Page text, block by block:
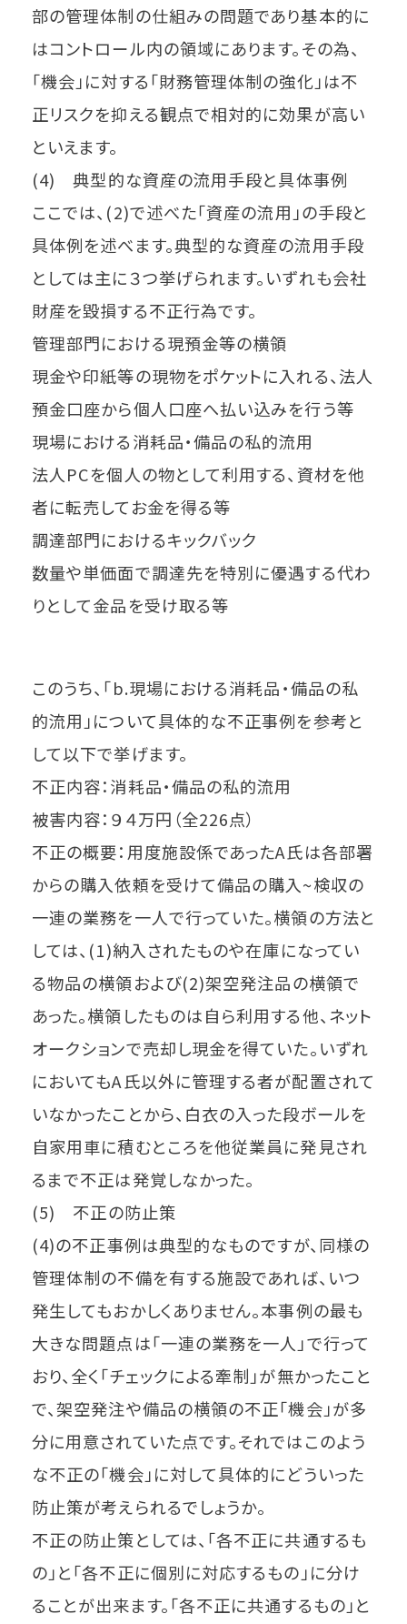
部の管理体制の仕組みの問題であり基本的に
はコントロール内の領域にあります。その為、
「機会」に対する「財務管理体制の強化」は不
正リスクを抑える観点で相対的に効果が高い
といえます。
(4) 典型的な資産の流用手段と具体事例
ここでは、(2)で述べた「資産の流用」の手段と
具体例を述べます。典型的な資産の流用手段
としては主に３つ挙げられます。いずれも会社
財産を毀損する不正行為です。
管理部門における現預金等の横領
現金や印紙等の現物をポケットに入れる、法人
預金口座から個人口座へ払い込みを行う等
現場における消耗品・備品の私的流用
法人PCを個人の物として利用する、資材を他
者に転売してお金を得る等
調達部門におけるキックバック
数量や単価面で調達先を特別に優遇する代わ
りとして金品を受け取る等
このうち、「b.現場における消耗品・備品の私
的流用」について具体的な不正事例を参考と
して以下で挙げます。
不正内容：消耗品・備品の私的流用
被害内容：９４万円（全226点）
不正の概要：用度施設係であったA氏は各部署
からの購入依頼を受けて備品の購入~検収の
一連の業務を一人で行っていた。横領の方法と
しては、(1)納入されたものや在庫になってい
る物品の横領および(2)架空発注品の横領で
あった。横領したものは自ら利用する他、ネット
オークションで売却し現金を得ていた。いずれ
においてもA氏以外に管理する者が配置されて
いなかったことから、白衣の入った段ボールを
自家用車に積むところを他従業員に発見され
るまで不正は発覚しなかった。
(5) 不正の防止策
(4)の不正事例は典型的なものですが、同様の
管理体制の不備を有する施設であれば、いつ
発生してもおかしくありません。本事例の最も
大きな問題点は「一連の業務を一人」で行って
おり、全く「チェックによる牽制」が無かったこと
で、架空発注や備品の横領の不正「機会」が多
分に用意されていた点です。それではこのよう
な不正の「機会」に対して具体的にどういった
防止策が考えられるでしょうか。
不正の防止策としては、「各不正に共通するも
の」と「各不正に個別に対応するもの」に分け
ることが出来ます。「各不正に共通するもの」と